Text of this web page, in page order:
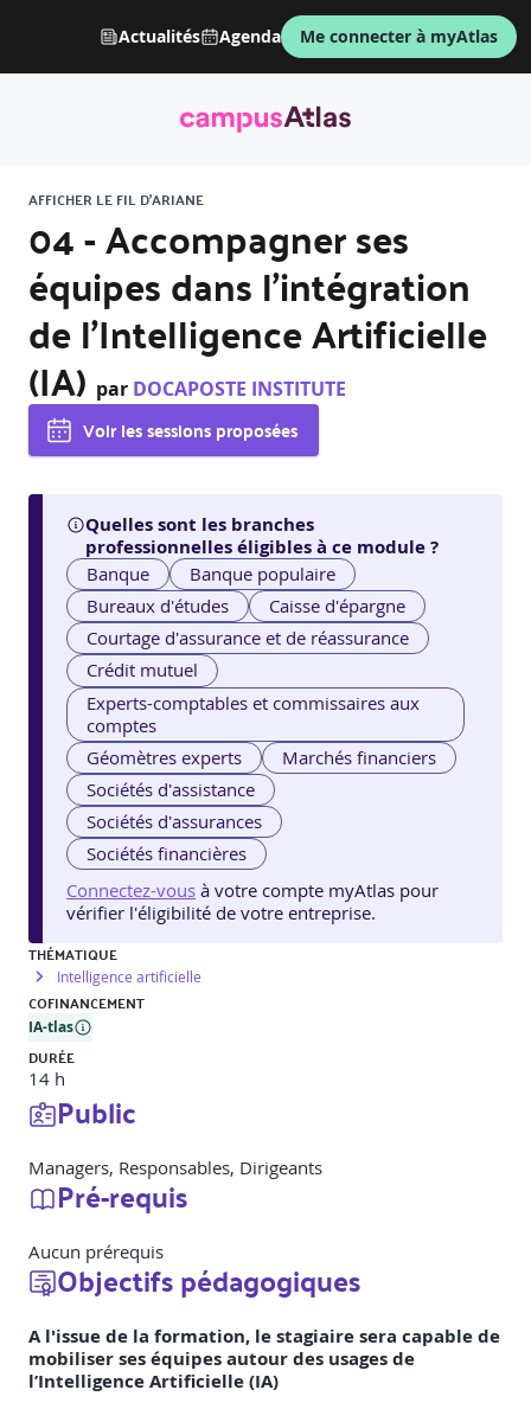
Actualités Agenda Me connecter à myAtlas
AFFICHER LE FIL D'ARIANE
04 - Accompagner ses
équipes dans l'intégration
de l'Intelligence Artificielle
(IA) par DOCAPOSTE INSTITUTE
Voir les sessions proposées
Quelles sont les branches
professionnelles éligibles à ce module ?
Banque
Banque populaire
Bureaux d'études
Caisse d'épargne
Courtage d'assurance et de réassurance
Crédit mutuel
Experts-comptables et commissaires aux
comptes
Géomètres experts
Marchés financiers
Sociétés d'assistance
Sociétés d'assurances
Sociétés financières
Connectez-vous à votre compte myAtlas pour
vérifier l'éligibilité de votre entreprise.
THÉMATIQUE
Intelligence artificielle
COFINANCEMENT
IA-tlas
DURÉE
14 h
Public
Managers, Responsables, Dirigeants
Pré-requis
Aucun prérequis
Objectifs pédagogiques
A l'issue de la formation, le stagiaire sera capable de
mobiliser ses équipes autour des usages de
l’Intelligence Artificielle (IA)